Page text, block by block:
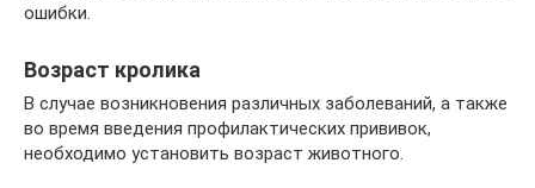
ошибки.
Возраст кролика
В случае возникновения различных заболеваний, а также
во время введения профилактических прививок,
необходимо установить возраст животного.